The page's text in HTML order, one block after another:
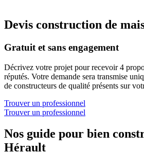
Devis construction de
Gratuit et sans engagement
Décrivez votre projet pour recevoir 4
réputés. Votre demande sera transmise
de constructeurs de qualité présents sur
Trouver un professionnel
Trouver un professionnel
Nos guide pour bien
Hérault